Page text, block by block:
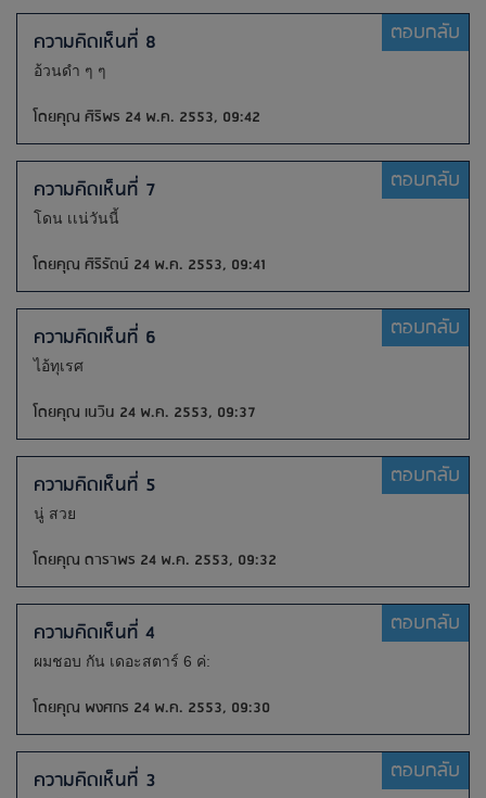
ความคิดเห็นที่ 8 ตอบกลับ
อ้วนดำ ๆ ๆ
โดยคุณ ศิริพร 24 พ.ค. 2553, 09:42
ความคิดเห็นที่ 7 ตอบกลับ
โดน เเน่วันนี้
โดยคุณ ศิริรัตน์ 24 พ.ค. 2553, 09:41
ความคิดเห็นที่ 6 ตอบกลับ
ไอ้ทุเรศ
โดยคุณ เนวิน 24 พ.ค. 2553, 09:37
ความคิดเห็นที่ 5 ตอบกลับ
นู่ สวย
โดยคุณ ดาราพร 24 พ.ค. 2553, 09:32
ความคิดเห็นที่ 4 ตอบกลับ
ผมชอบ กัน เดอะสตาร์ 6 ค่:
โดยคุณ พงศกร 24 พ.ค. 2553, 09:30
ความคิดเห็นที่ 3 ตอบกลับ